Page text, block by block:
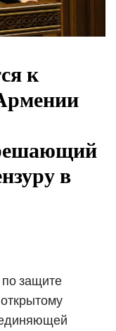
к
в
по защите